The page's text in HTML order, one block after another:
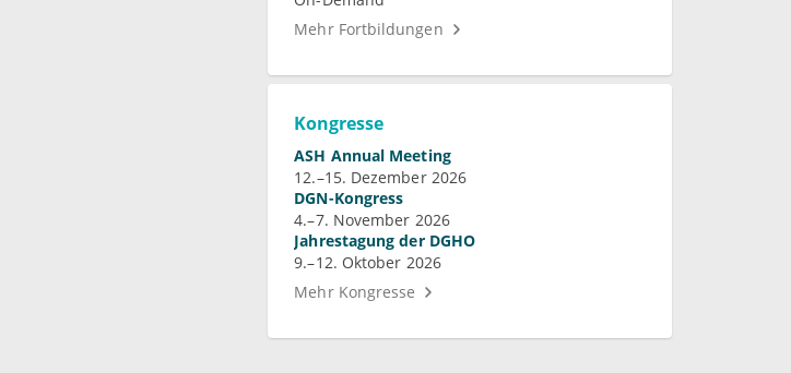
Mehr Fortbildungen
Kongresse
ASH Annual Meeting
12.–15. Dezember 2026
DGN-Kongress
4.–7. November 2026
Jahrestagung der DGHO
9.–12. Oktober 2026
Mehr Kongresse